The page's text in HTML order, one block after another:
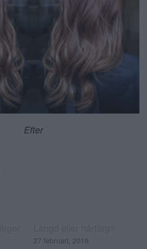
Efter
27 februari, 2019